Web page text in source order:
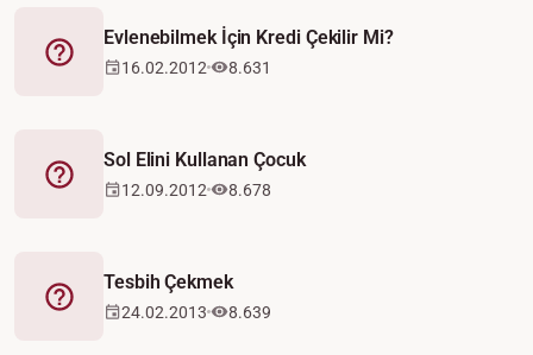
Fetva
Evlenebilmek İçin Kredi Çekilir Mi?
16.02.2012 8.631
Fetva
Sol Elini Kullanan Çocuk
12.09.2012 8.678
Fetva
Tesbih Çekmek
24.02.2013 8.639